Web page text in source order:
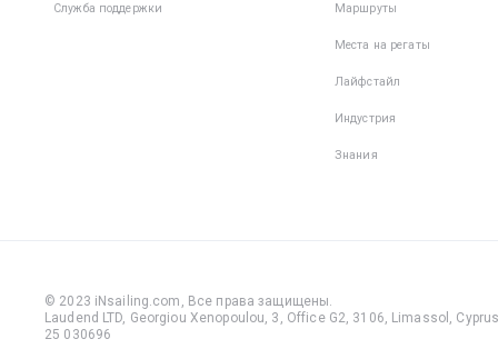
Служба поддержки Маршруты
Места на регаты
Лайфстайл
Индустрия
Знания
© 2023 iNsailing.com, Все права защищены.
Laudend LTD, Georgiou Xenopoulou, 3, Office G2, 3106, Limassol,
25 030696